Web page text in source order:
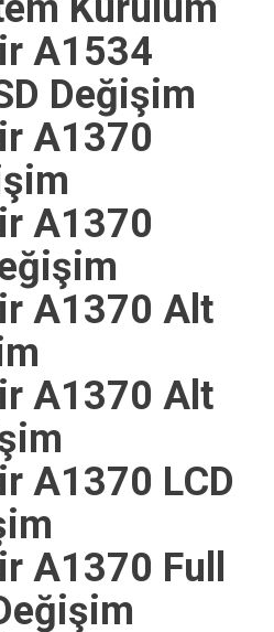
A1534
Değişim
A1370
A1370
A1370 Alt
A1370 Alt
A1370 LCD
A1370 Full